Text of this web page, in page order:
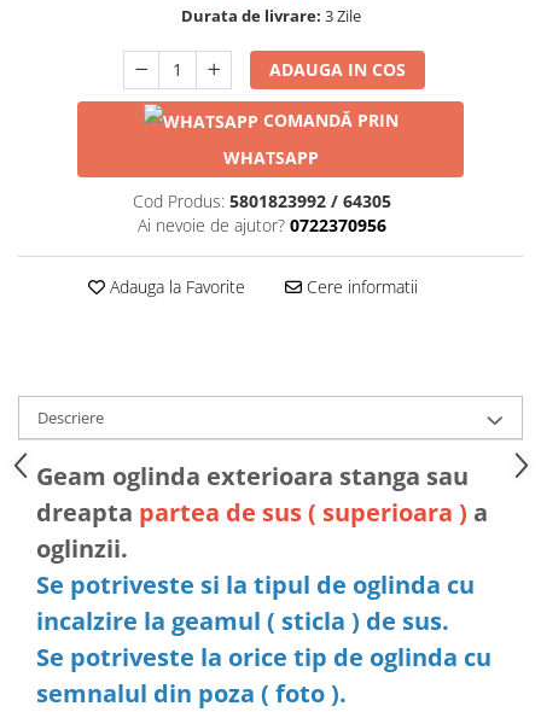
Durata de livrare: 3 Zile
ADAUGA IN COS
COMANDĂ PRIN
WHATSAPP
Cod Produs: 5801823992 / 64305
Ai nevoie de ajutor? 0722370956
Adauga la Favorite Cere informatii
Descriere
Geam oglinda exterioara stanga sau
dreapta partea de sus ( superioara ) a
oglinzii.
Se potriveste si la tipul de oglinda cu
incalzire la geamul ( sticla ) de sus.
Se potriveste la orice tip de oglinda cu
semnalul din poza ( foto ).